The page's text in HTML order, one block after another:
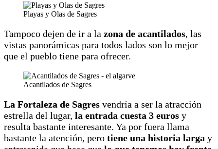
Playas y Olas de Sagres
Tampoco dejen de ir a la zona de acantilados, las
vistas panorámicas para todos lados son lo mejor
que el pueblo tiene para ofrecer.
Acantilados de Sagres
La Fortaleza de Sagres vendría a ser la atracción
estrella del lugar, la entrada cuesta 3 euros y
resulta bastante interesante. Ya por fuera llama
bastante la atención, pero tiene una historia larga y